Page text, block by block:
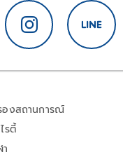
องสถานการณ์
รตี้